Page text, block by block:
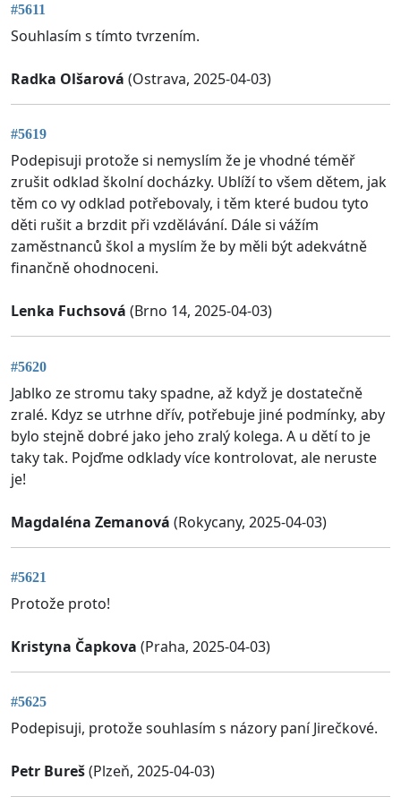
#5611
Souhlasím s tímto tvrzením.
Radka Olšarová (Ostrava, 2025-04-03)
#5619
Podepisuji protože si nemyslím že je vhodné téměř
zrušit odklad školní docházky. Ublíží to všem dětem, jak
těm co vy odklad potřebovaly, i těm které budou tyto
děti rušit a brzdit při vzdělávání. Dále si vážím
zaměstnanců škol a myslím že by měli být adekvátně
finančně ohodnoceni.
Lenka Fuchsová (Brno 14, 2025-04-03)
#5620
Jablko ze stromu taky spadne, až když je dostatečně
zralé. Kdyz se utrhne dřív, potřebuje jiné podmínky, aby
bylo stejně dobré jako jeho zralý kolega. A u dětí to je
taky tak. Pojďme odklady více kontrolovat, ale neruste
je!
Magdaléna Zemanová (Rokycany, 2025-04-03)
#5621
Protože proto!
Kristyna Čapkova (Praha, 2025-04-03)
#5625
Podepisuji, protože souhlasím s názory paní Jirečkové.
Petr Bureš(Plzeň, 2025-04-03)